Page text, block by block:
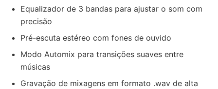
Equalizador de 3 bandas para ajustar o som com
precisão
Pré-escuta estéreo com fones de ouvido
Modo Automix para transições suaves entre
músicas
Gravação de mixagens em formato .wav de alta